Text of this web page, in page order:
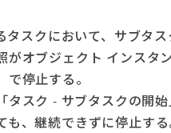
タスクにおいて、サブタ
オブジェクト インスタ
停止する。
タスク - サブタスクの開
、継続できずに停止する